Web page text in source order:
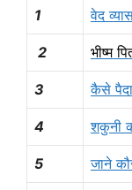
1 वेद
2 भीष्म
3 कैसे
4 शकुनी
5 जाने